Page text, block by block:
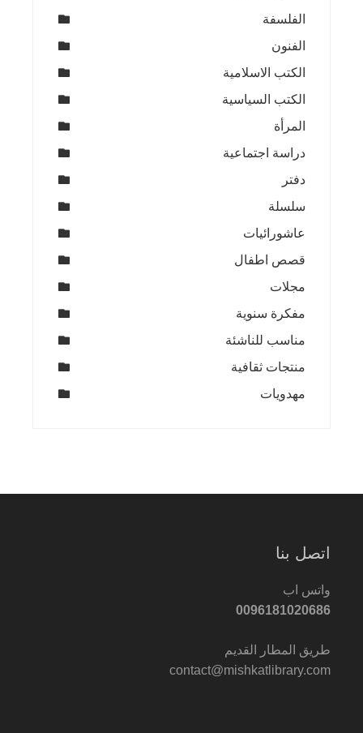
الفلسفة
الفنون
الكتب الاسلامية
الكتب السياسية
المرأة
دراسة اجتماعية
دفتر
سلسلة
عاشورائيات
قصص اطفال
مجلات
مفكرة سنوية
مناسب للناشئة
منتجات ثقافية
مهدويات
اتصل بنا
واتس اب
0096181020686
طريق المطار القديم
contact@mishkatlibrary.com